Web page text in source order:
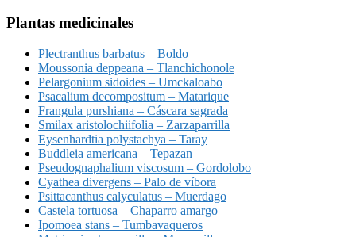
Plantas medicinales
Plectranthus barbatus – Boldo
Moussonia deppeana – Tlanchichonole
Pelargonium sidoides – Umckaloabo
Psacalium decompositum – Matarique
Frangula purshiana – Cáscara sagrada
Smilax aristolochiifolia – Zarzaparrilla
Eysenhardtia polystachya – Taray
Buddleia americana – Tepazan
Pseudognaphalium viscosum – Gordolobo
Cyathea divergens – Palo de víbora
Psittacanthus calyculatus – Muerdago
Castela tortuosa – Chaparro amargo
Ipomoea stans – Tumbavaqueros